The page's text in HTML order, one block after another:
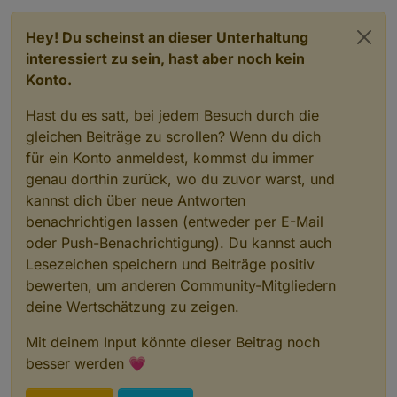
Hey! Du scheinst an dieser Unterhaltung
interessiert zu sein, hast aber noch kein
Konto.
Hast du es satt, bei jedem Besuch durch die
gleichen Beiträge zu scrollen? Wenn du dich
für ein Konto anmeldest, kommst du immer
genau dorthin zurück, wo du zuvor warst, und
kannst dich über neue Antworten
benachrichtigen lassen (entweder per E-Mail
oder Push-Benachrichtigung). Du kannst auch
Lesezeichen speichern und Beiträge positiv
bewerten, um anderen Community-Mitgliedern
deine Wertschätzung zu zeigen.
Mit deinem Input könnte dieser Beitrag noch
besser werden 💗